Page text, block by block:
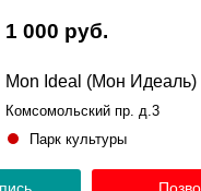
1 000 руб.
Mon Ideal (Мон Идеаль)
Комсомольский пр. д.3
Парк культуры